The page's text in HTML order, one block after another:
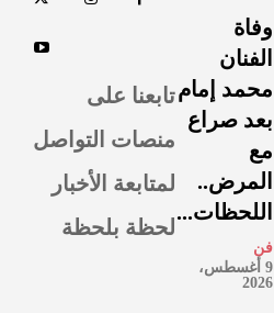
وفاة
الفنان
محمد إمام
بعد صراع
مع
المرض..
اللحظات...
فن
9 أغسطس،
2026
تابعنا على
منصات التواصل
لمتابعة الأخبار
لحظة بلحظة